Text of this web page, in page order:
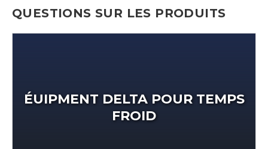
QUESTIONS SUR LES PRODUITS
ÉUIPMENT DELTA POUR TEMPS
FROID